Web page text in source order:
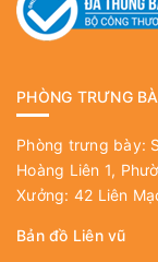
PHÒNG TRƯNG
Phòng trưng bày:
Hoàng Liên 1,
Xưởng: 42 Liên
Bản đồ Liên vũ